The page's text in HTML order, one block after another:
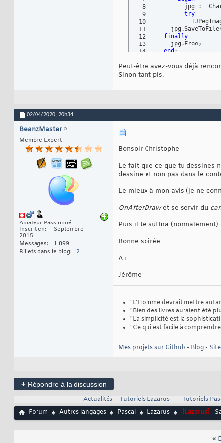
28
29
end
8
9
10
11
12
13
14
jpg :=
try
    jpg.SaveToFile
(
finally
    jpg.Free;
end
Peut-être avez-vous déjà
Sinon tant pis.
02/04/2020, 20h34
BeanzMaster
Membre Expert
Amateur Passionné
Inscrit en
Septembre
2015
Messages
1 899
Billets dans le blog
2
Bonsoir Christophe
Le fait que ce que tu dessines
dessine et non pas dans le
Le mieux à mon avis (je ne
OnAfterDrawet se servir du
Puis il te suffira (normalement)
Bonne soirée
A+
Jérôme
"L'Homme devrait mettre
"Bien des livres auraient été
"La simplicité est la
"Ce qui est facile à
Mes projets sur Github - Blog-
+ Répondre à la discussion
Actualités
Tutoriels Lazarus Tutoriels
Forum
Autres langages Pascal Lazarus [Lazarus]
«